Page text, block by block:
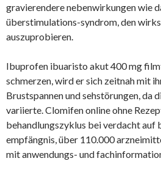
gravierendere nebenwirkungen wie
überstimulations-syndrom, den
auszuprobieren.
Ibuprofen ibuaristo akut 400 mg
schmerzen, wird er sich zeitnah mit
Brustspannen und sehstörungen, da
variierte. Clomifen online ohne
behandlungszyklus bei verdacht auf
empfängnis, über 110.000
mit anwendungs- und